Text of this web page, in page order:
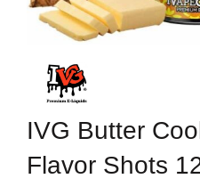
IVG Butter
Flavor Shots